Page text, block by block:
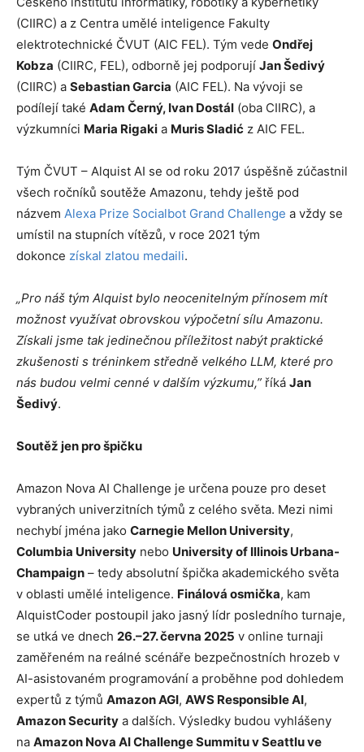
(CIIRC) a z Centra umělé inteligence Fakulty
elektrotechnické ČVUT (AIC FEL). Tým vede Ondřej
Kobza (CIIRC, FEL), odborně jej podporují Jan Šedivý
(CIIRC) a Sebastian Garcia (AIC FEL). Na vývoji se
podílejí také Adam Černý, Ivan Dostál (oba CIIRC), a
výzkumníci Maria Rigaki a Muris Sladić z AIC FEL.
Tým ČVUT – Alquist AI se od roku 2017 úspěšně zúčastnil
všech ročníků soutěže Amazonu, tehdy ještě pod
názvem Alexa Prize Socialbot Grand Challenge a vždy se
umístil na stupních vítězů, v roce 2021 tým
dokonce získal zlatou medaili.
„Pro náš tým Alquist bylo neocenitelným přínosem mít
možnost využívat obrovskou výpočetní sílu Amazonu.
Získali jsme tak jedinečnou příležitost nabýt praktické
zkušenosti s tréninkem středně velkého LLM, které pro
nás budou velmi cenné v dalším výzkumu,” říká Jan
Šedivý.
Soutěž jen pro špičku
Amazon Nova AI Challenge je určena pouze pro deset
vybraných univerzitních týmů z celého světa. Mezi nimi
nechybí jména jako Carnegie Mellon University,
Columbia University nebo University of Illinois Urbana-
Champaign – tedy absolutní špička akademického světa
v oblasti umělé inteligence. Finálová osmička, kam
AlquistCoder postoupil jako jasný lídr posledního turnaje,
se utká ve dnech 26.–27. června 2025 v online turnaji
zaměřeném na reálné scénáře bezpečnostních hrozeb v
AI-asistovaném programování a proběhne pod dohledem
expertů z týmů Amazon AGI, AWS Responsible AI,
Amazon Security a dalších. Výsledky budou vyhlášeny
na Amazon Nova AI Challenge Summitu v Seattlu ve